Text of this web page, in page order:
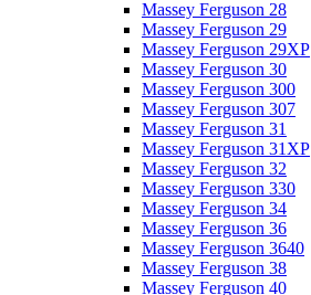
Massey Ferguson 28
Massey Ferguson 29
Massey Ferguson 29XP
Massey Ferguson 30
Massey Ferguson 300
Massey Ferguson 307
Massey Ferguson 31
Massey Ferguson 31XP
Massey Ferguson 32
Massey Ferguson 330
Massey Ferguson 34
Massey Ferguson 36
Massey Ferguson 3640
Massey Ferguson 38
Massey Ferguson 40